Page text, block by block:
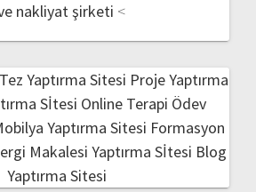
nakliyat şirketi <
Tez Yaptırma Sitesi Proje Yaptırma
Sİtesi Online Terapi Ödev
Yaptırma Sitesi Formasyon
Makalesi Yaptırma Sİtesi Blog
Yaptırma Sitesi